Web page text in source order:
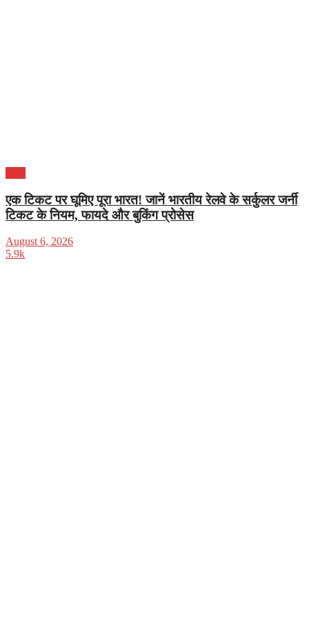
एक टिकट पर घूमिए पूरा भारत! जानें भारतीय रेलवे के सर्कुलर जर्नी
टिकट के नियम, फायदे और बुकिंग प्रोसेस
August 6, 2026
5.9k